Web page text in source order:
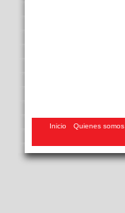
Inicio Quienes somos